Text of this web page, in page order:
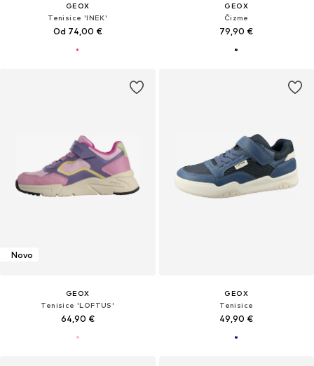
GEOX
Tenisice 'INEK'
Od 74,00 €
GEOX
Čizme
79,90 €
Novo
GEOX
Tenisice 'LOFTUS'
64,90 €
GEOX
Tenisice
49,90 €